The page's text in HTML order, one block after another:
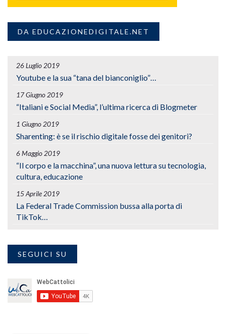
DA EDUCAZIONEDIGITALE.NET
26 Luglio 2019
Youtube e la sua “tana del bianconiglio”…
17 Giugno 2019
“Italiani e Social Media”, l’ultima ricerca di Blogmeter
1 Giugno 2019
Sharenting: è se il rischio digitale fosse dei genitori?
6 Maggio 2019
“Il corpo e la macchina”, una nuova lettura su tecnologia,
cultura, educazione
15 Aprile 2019
La Federal Trade Commission bussa alla porta di
TikTok…
SEGUICI SU